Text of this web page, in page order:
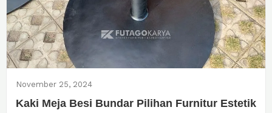
November 25, 2024
Kaki Meja Besi Bundar Pilihan Furnitur Estetik